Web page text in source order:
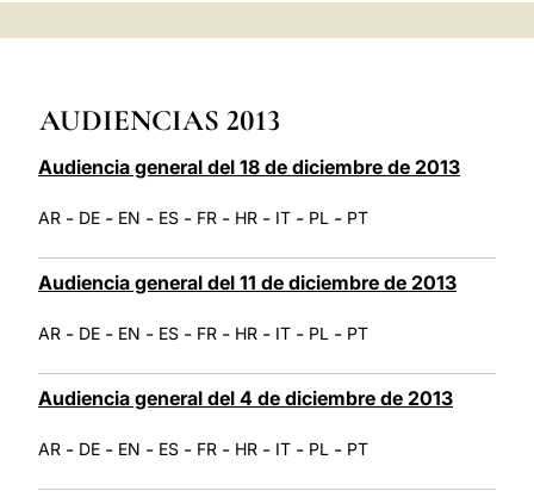
AUDIENCIAS 2013
Audiencia general del 18 de diciembre de 2013
AR - DE - EN - ES - FR - HR - IT - PL - PT
Audiencia general del 11 de diciembre de 2013
AR - DE - EN - ES - FR - HR - IT - PL - PT
Audiencia general del 4 de diciembre de 2013
AR - DE - EN - ES - FR - HR - IT - PL - PT